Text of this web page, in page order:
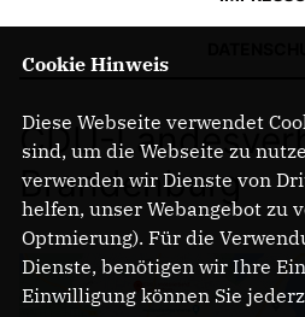
CDU-
Brandenburg
Cookie Hinweis
Diese Webseite verwendet
sind, um die Webseite zu
verwenden wir Dienste von
helfen, unser Webangebot zu
Optmierung). Für die
Dienste, benötigen wir Ihre
Einwilligung können Sie